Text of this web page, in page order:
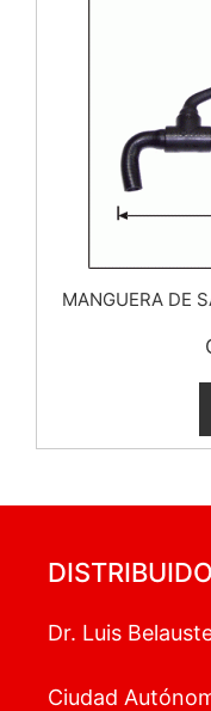
MANGUERA DE
Dr. Luis
Ciudad